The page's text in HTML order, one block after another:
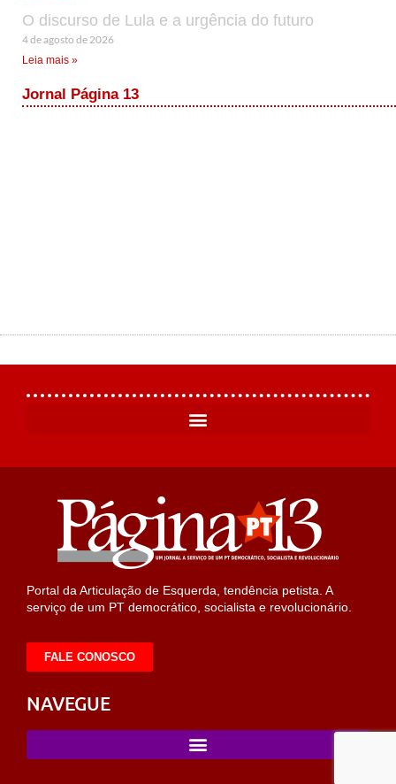
O discurso de Lula e a urgência do futuro
4 de agosto de 2026
Leia mais »
Jornal Página 13
Portal da Articulação de Esquerda, tendência petista. A
serviço de um PT democrático, socialista e revolucionário.
FALE CONOSCO
NAVEGUE